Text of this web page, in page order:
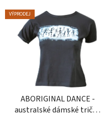
p
V
ý
VÝPRODEJ
ABORIGINAL DANCE -
australské dámské tričko